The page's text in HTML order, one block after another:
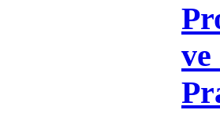
Prodej
ve dvoře domu v centru